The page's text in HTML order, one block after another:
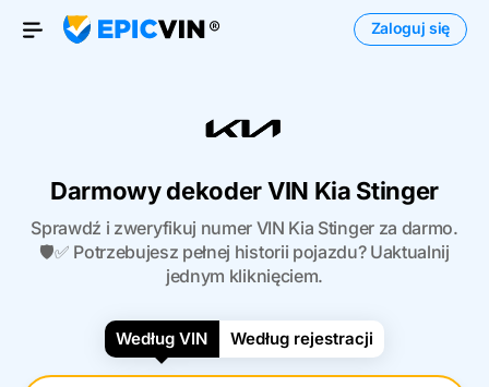
Otwórz menu
Zaloguj się
Darmowy dekoder VIN Kia Stinger
Sprawdź i zweryfikuj numer VIN Kia Stinger za darmo.
🛡️✅ Potrzebujesz pełnej historii pojazdu? Uaktualnij
jednym kliknięciem.
Według VIN Według rejestracji